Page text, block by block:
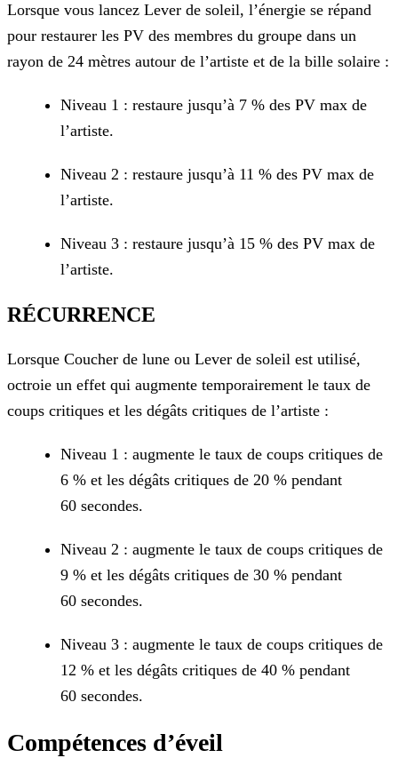
Lorsque vous lancez Lever de soleil, l’énergie se répand
pour restaurer les PV des membres du groupe dans un
rayon de 24 mètres autour de l’artiste et de la bille solaire :
Niveau 1 : restaure jusqu’à 7 % des PV max de
l’artiste.
Niveau 2 : restaure jusqu’à 11 % des PV max de
l’artiste.
Niveau 3 : restaure jusqu’à 15 % des PV max de
l’artiste.
RÉCURRENCE
Lorsque Coucher de lune ou Lever de soleil est utilisé,
octroie un effet qui augmente temporairement le taux de
coups critiques et les dégâts critiques de l’artiste :
Niveau 1 : augmente le taux de coups critiques de
6 % et les dégâts critiques de 20 % pendant
60 secondes.
Niveau 2 : augmente le taux de coups critiques de
9 % et les dégâts critiques de 30 % pendant
60 secondes.
Niveau 3 : augmente le taux de coups critiques de
12 % et les dégâts critiques de 40 % pendant
60 secondes.
Compétences d’éveil